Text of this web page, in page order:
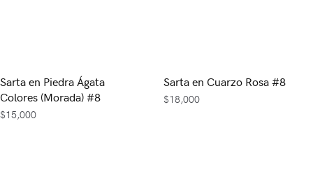
Sarta en Piedra Ágata
Colores (Morada) #8
$15,000
Sarta en Cuarzo Rosa #8
$18,000